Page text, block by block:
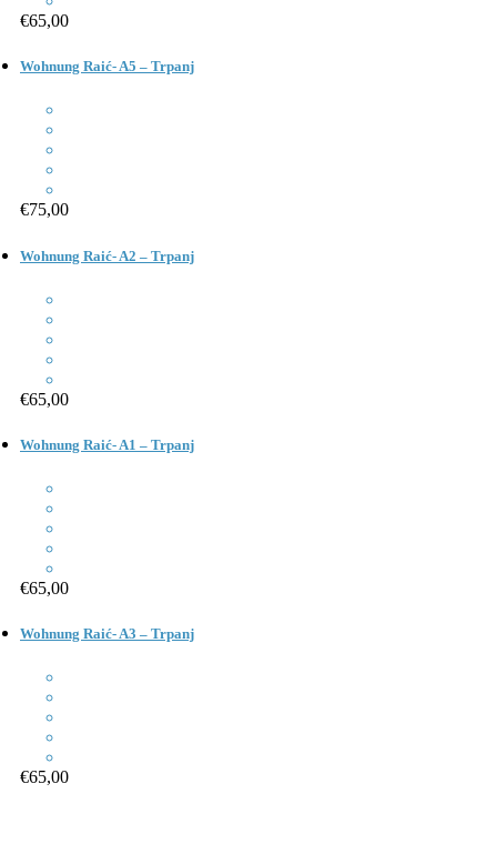
€65,00
Wohnung Raić- A5 – Trpanj
€75,00
Wohnung Raić- A2 – Trpanj
€65,00
Wohnung Raić- A1 – Trpanj
€65,00
Wohnung Raić- A3 – Trpanj
€65,00